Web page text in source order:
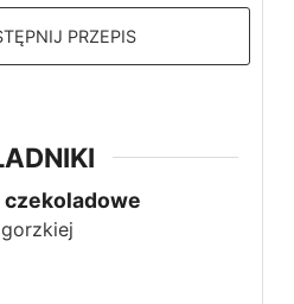
PRZEPIS
czekoladowe